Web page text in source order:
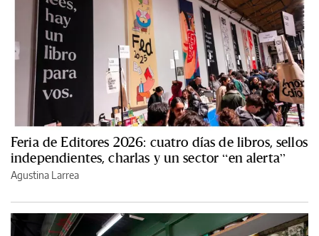
Feria de Editores 2026: cuatro días de libros, sellos
independientes, charlas y un sector “en alerta”
Agustina Larrea